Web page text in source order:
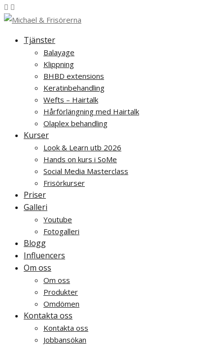
Tjänster
Balayage
Klippning
BHBD extensions
Keratinbehandling
Wefts – Hairtalk
Hårförlängning med Hairtalk
Olaplex behandling
Kurser
Look & Learn utb 2026
Hands on kurs i SoMe
Social Media Masterclass
Frisörkurser
Priser
Galleri
Youtube
Fotogalleri
Blogg
Influencers
Om oss
Om oss
Produkter
Omdömen
Kontakta oss
Kontakta oss
Jobbansökan